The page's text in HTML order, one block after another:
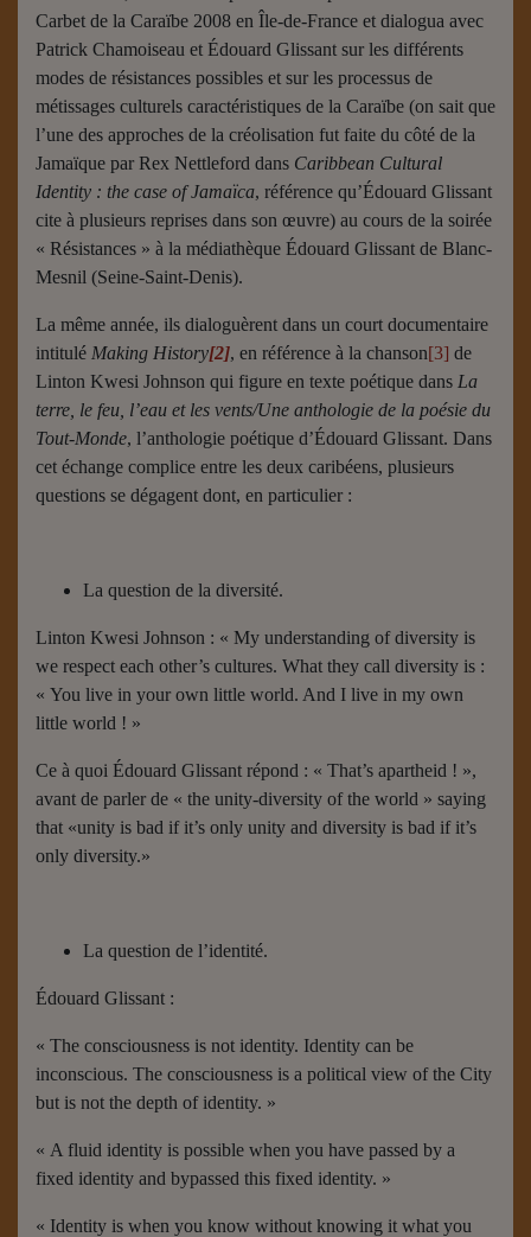
Carbet de la Caraïbe 2008 en Île-de-France et dialogua avec
Patrick Chamoiseau et Édouard Glissant sur les différents
modes de résistances possibles et sur les processus de
métissages culturels caractéristiques de la Caraïbe (on sait que
l’une des approches de la créolisation fut faite du côté de la
Jamaïque par Rex Nettleford dans Caribbean Cultural
Identity : the case of Jamaïca, référence qu’Édouard Glissant
cite à plusieurs reprises dans son œuvre) au cours de la soirée
« Résistances » à la médiathèque Édouard Glissant de Blanc-
Mesnil (Seine-Saint-Denis).
La même année, ils dialoguèrent dans un court documentaire
intitulé Making History[2], en référence à la chanson[3] de
Linton Kwesi Johnson qui figure en texte poétique dans La
terre, le feu, l’eau et les vents/Une anthologie de la poésie du
Tout-Monde, l’anthologie poétique d’Édouard Glissant. Dans
cet échange complice entre les deux caribéens, plusieurs
questions se dégagent dont, en particulier :
La question de la diversité.
Linton Kwesi Johnson : « My understanding of diversity is
we respect each other’s cultures. What they call diversity is :
« You live in your own little world. And I live in my own
little world ! »
Ce à quoi Édouard Glissant répond : « That’s apartheid ! »,
avant de parler de « the unity-diversity of the world » saying
that «unity is bad if it’s only unity and diversity is bad if it’s
only diversity.»
La question de l’identité.
Édouard Glissant :
« The consciousness is not identity. Identity can be
inconscious. The consciousness is a political view of the City
but is not the depth of identity. »
« A fluid identity is possible when you have passed by a
fixed identity and bypassed this fixed identity. »
« Identity is when you know without knowing it what you